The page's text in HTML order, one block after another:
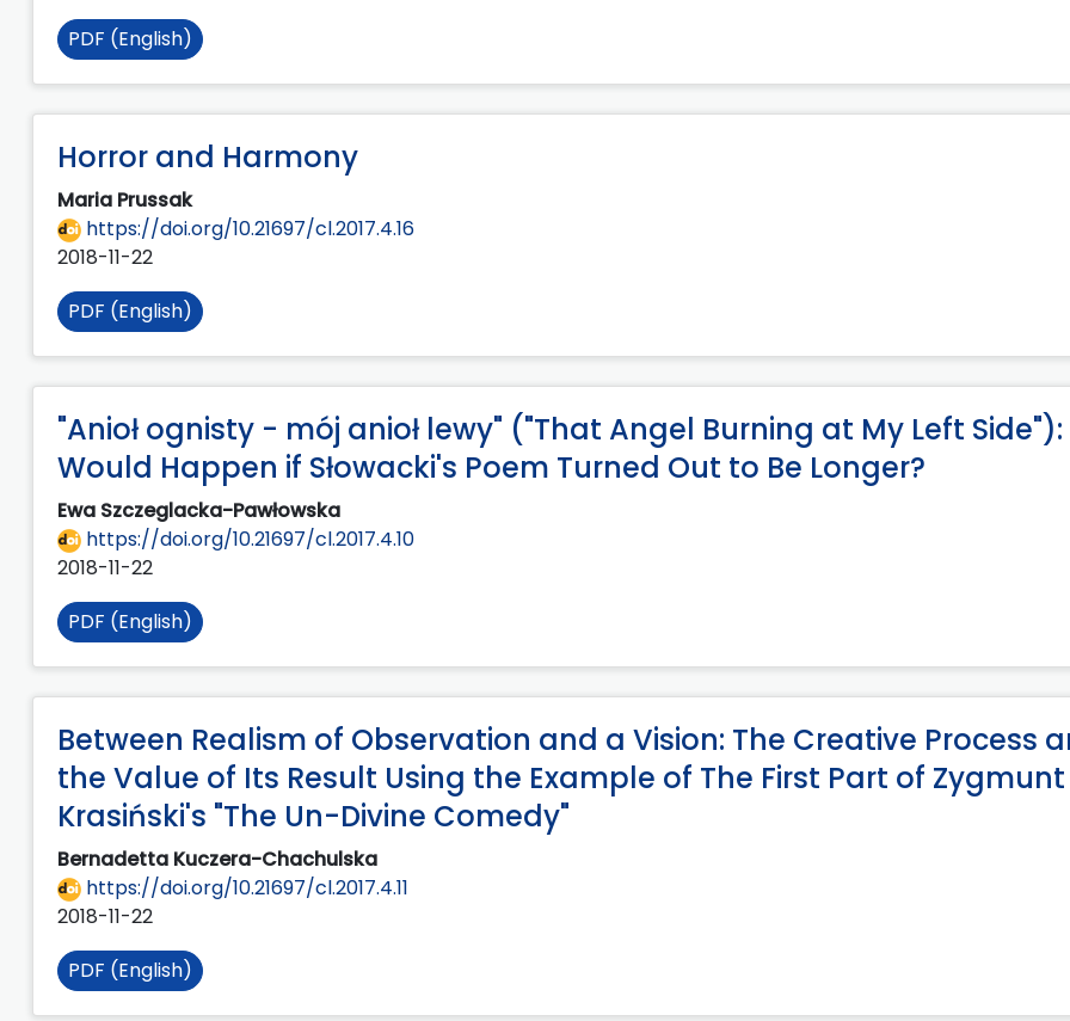
PDF (English)
Horror and Harmony
Maria Prussak
https://doi.org/10.21697/cl.2017.4.16
2018-11-22
PDF (English)
"Anioł ognisty - mój anioł lewy" ("That Angel Burning at My Left
Would Happen if Słowacki's Poem Turned Out to Be Longer?
Ewa Szczeglacka-Pawłowska
https://doi.org/10.21697/cl.2017.4.10
2018-11-22
PDF (English)
Between Realism of Observation and a Vision: The Creative Process
the Value of Its Result Using the Example of The First Part of Zygmunt
Krasiński's "The Un-Divine Comedy"
Bernadetta Kuczera-Chachulska
https://doi.org/10.21697/cl.2017.4.11
2018-11-22
PDF (English)